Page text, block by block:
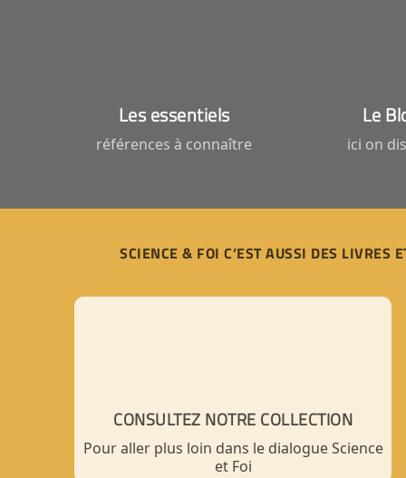
Les essentiels
références à connaître
Le
ici on
SCIENCE & FOI C’EST AUSSI DES LIVRES
CONSULTEZ NOTRE COLLECTION
Pour aller plus loin dans le dialogue Science
et Foi